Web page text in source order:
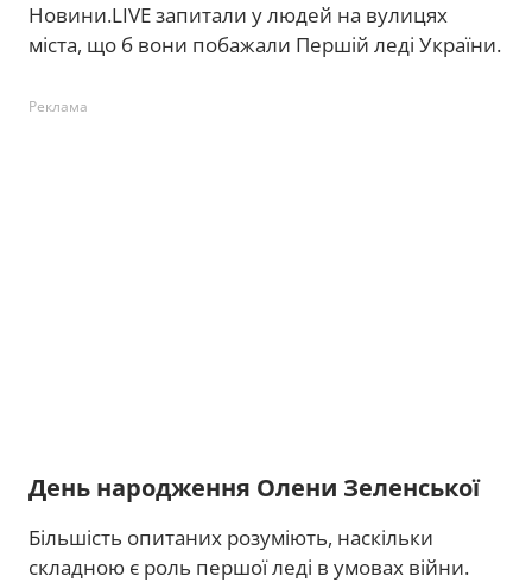
Новини.LIVE запитали у людей на вулицях
міста, що б вони побажали Першій леді України.
Реклама
День народження Олени Зеленської
Більшість опитаних розуміють, наскільки
складною є роль першої леді в умовах війни.